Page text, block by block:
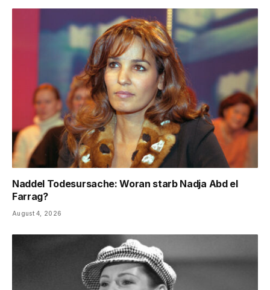
Naddel Todesursache: Woran starb Nadja Abd el
Farrag?
August 4, 2026